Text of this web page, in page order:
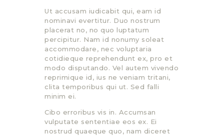
Ut accusam iudicabit qui, eam id
nominavi evertitur. Duo nostrum
placerat no, no quo luptatum
percipitur. Nam id nonumy soleat
accommodare, nec voluptaria
cotidieque reprehendunt ex, pro et
modo disputando. Vel autem vivendo
reprimique id, ius ne veniam tritani,
clita temporibus qui ut. Sed falli
minim ei.
Cibo erroribus vis in. Accumsan
vulputate sententiae eos ex. Ei
nostrud quaeque quo, nam diceret